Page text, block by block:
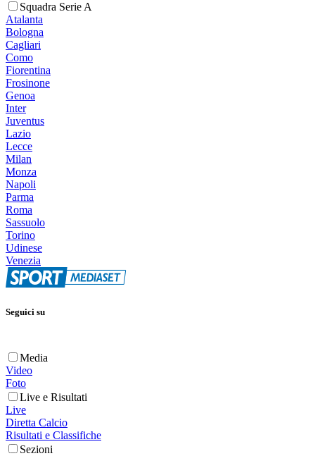
Squadra Serie A
Atalanta
Bologna
Cagliari
Como
Fiorentina
Frosinone
Genoa
Inter
Juventus
Lazio
Lecce
Milan
Monza
Napoli
Parma
Roma
Sassuolo
Torino
Udinese
Venezia
Seguici su
Media
Video
Foto
Live e Risultati
Live
Diretta Calcio
Risultati e Classifiche
Sezioni